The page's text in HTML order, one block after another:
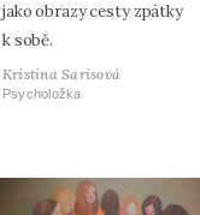
jako obrazy cesty zpátky
k sobě.
Kristina Sarisová
Psycholožka